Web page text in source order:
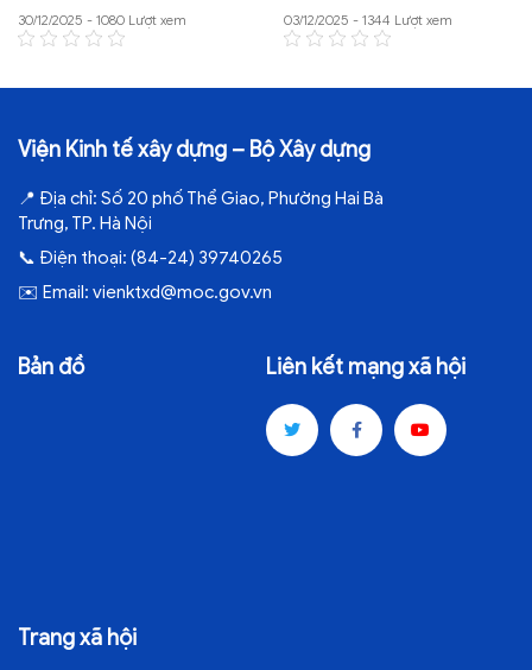
30/12/2025 - 1080 Lượt xem 03/12/2025 - 1344 Lượt xem
Viện Kinh tế xây dựng – Bộ Xây dựng
📍 Địa chỉ: Số 20 phố Thể Giao, Phường Hai Bà
Trưng, TP. Hà Nội
📞 Điện thoại: (84-24) 39740265
✉️ Email: vienktxd@moc.gov.vn
Bản đồ Liên kết mạng xã hội
Trang xã hội